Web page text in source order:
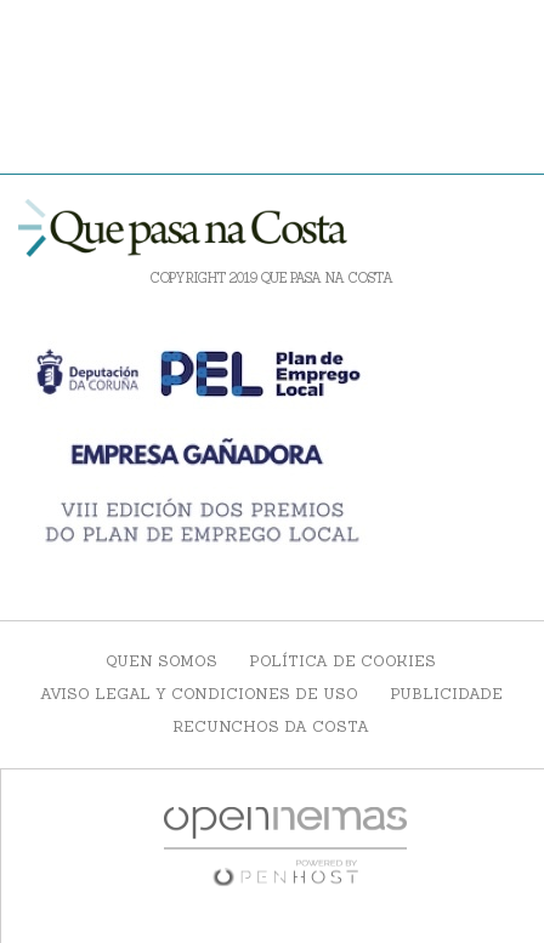
COPYRIGHT 2019 QUE PASA NA COSTA
QUEN SOMOS
POLÍTICA DE COOKIES
AVISO LEGAL Y CONDICIONES DE USO
PUBLICIDADE
RECUNCHOS DA COSTA